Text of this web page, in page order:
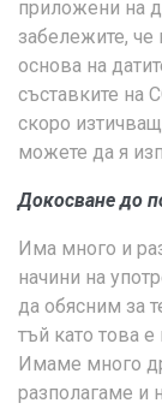
приложени на
забележите,
основа на
съставките на
скоро
можете да я
Докосване до
Има много и
начини на
да обясним за
тъй като това
Имаме много
разполагаме и